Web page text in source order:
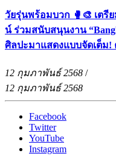
วัยรุ่นพร้อมบวก 🥊🎨 เตรี
น์ ร่วมสนับสนุนงาน
ศิลปะมาแสดงแบบจัดเต็ม!
12 กุมภาพันธ์ 2568 /
12 กุมภาพันธ์ 2568
Facebook
Twitter
YouTube
Instagram